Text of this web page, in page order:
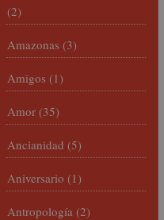
(2)
Amazonas (3)
Amigos (1)
Amor (35)
Ancianidad (5)
Aniversario (1)
Antropología (2)